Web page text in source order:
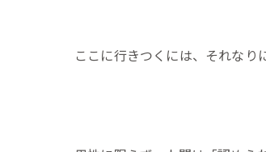
ここに行きつくには、それな